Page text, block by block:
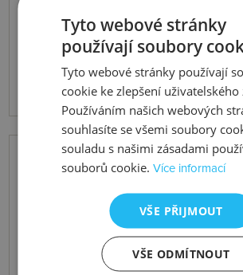
Stříbrné pozlacené
Jossa Hope DE676
5574 Kč
Tyto webové stránky
používají soubory
Tyto webové stránky používají
cookie ke zlepšení uživatelského
Používáním našich webových
souhlasíte se všemi soubory
souladu s našimi zásadami
souborů cookie.Více informací
VŠE PŘIJMOUT
VŠE ODMÍTNOUT